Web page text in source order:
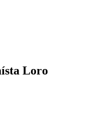
Loro